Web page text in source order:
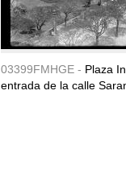
03399FMHGE - Plaza
entrada de la calle